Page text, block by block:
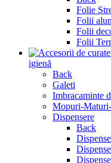
Folie
Folii
Folii
Folii
igienă
Back
Galeti
Imbracaminte
Mopuri-
Dispensere
Back